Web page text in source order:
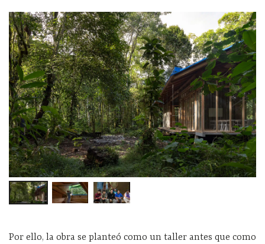
Por ello, la obra se planteó como un taller antes que como